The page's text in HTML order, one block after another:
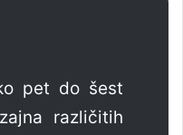
pet do šest
različitih